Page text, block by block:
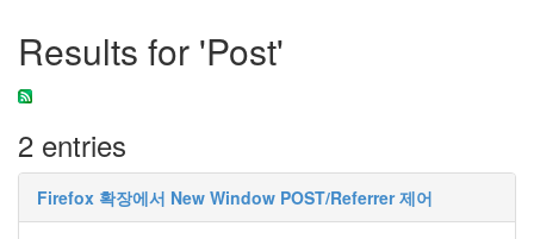
Results for 'Post'
2 entries
Firefox 확장에서 New Window POST/Referrer 제어
걸..
김
정
균
Cloud